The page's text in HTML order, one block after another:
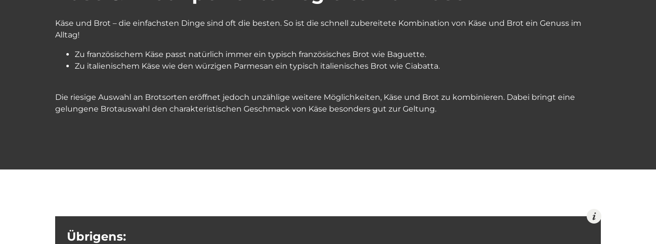
Käse und Brot – die einfachsten Dinge sind oft die besten. So ist die schnell zubereitete Kombination von Käse und Brot ein Genuss im
Alltag!
Zu französischem Käse passt natürlich immer ein typisch französisches Brot wie Baguette.
Zu italienischem Käse wie den würzigen Parmesan ein typisch italienisches Brot wie Ciabatta.
Die riesige Auswahl an Brotsorten eröffnet jedoch unzählige weitere Möglichkeiten, Käse und Brot zu kombinieren. Dabei bringt eine
gelungene Brotauswahl den charakteristischen Geschmack von Käse besonders gut zur Geltung.
Übrigens: